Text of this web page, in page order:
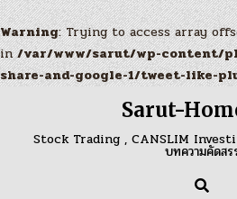
Warning: Trying to access array
in/var/www/sarut/wp-content/
share-and-google-1/tweet-like-
content
Sarut-
Stock Trading , CANSLIM
บทความคัดสร